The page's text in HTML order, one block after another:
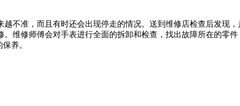
不准，而且有时还会出现停走的情况。送到维修店检查后发现
维修师傅会对手表进行全面的拆卸和检查，找出故障所在的零
养。